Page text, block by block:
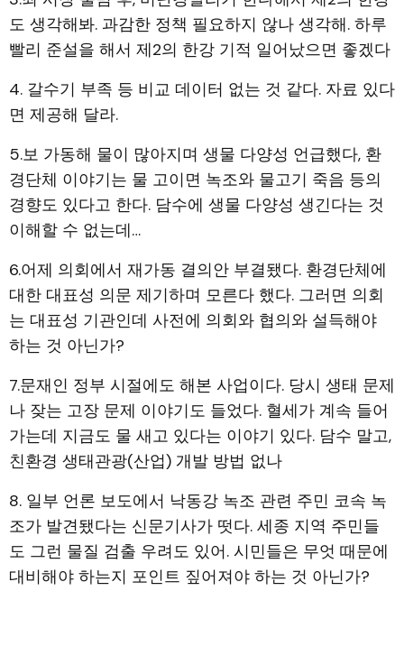
도 생각해봐. 과감한 정책 필요하지 않나 생각해. 하루
빨리 준설을 해서 제2의 한강 기적 일어났으면 좋겠다
4. 갈수기 부족 등 비교 데이터 없는 것 같다. 자료 있다
면 제공해 달라.
5.보 가동해 물이 많아지며 생물 다양성 언급했다, 환
경단체 이야기는 물 고이면 녹조와 물고기 죽음 등의
경향도 있다고 한다. 담수에 생물 다양성 생긴다는 것
이해할 수 없는데…
6.어제 의회에서 재가동 결의안 부결됐다. 환경단체에
대한 대표성 의문 제기하며 모른다 했다. 그러면 의회
는 대표성 기관인데 사전에 의회와 협의와 설득해야
하는 것 아닌가?
7.문재인 정부 시절에도 해본 사업이다. 당시 생태 문제
나 잦는 고장 문제 이야기도 들었다. 혈세가 계속 들어
가는데 지금도 물 새고 있다는 이야기 있다. 담수 말고,
친환경 생태관광(산업) 개발 방법 없나
8. 일부 언론 보도에서 낙동강 녹조 관련 주민 코속 녹
조가 발견됐다는 신문기사가 떳다. 세종 지역 주민들
도 그런 물질 검출 우려도 있어. 시민들은 무엇 때문에
대비해야 하는지 포인트 짚어져야 하는 것 아닌가?